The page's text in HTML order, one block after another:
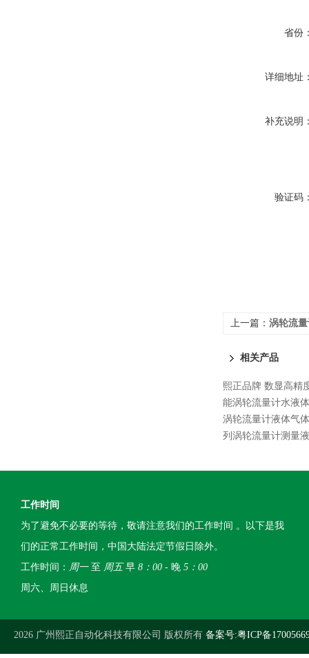
省份
详细地址
补充说明
验证码
上一篇： 涡轮流
相关产品
熙正品牌 数显高精
能涡轮流量计水液
涡轮流量计液体气
列涡轮流量计测量
工作时间
为了避免不必要的等待，敬请注意我们的工作时间 。以下是我
们的正常工作时间，中国大陆法定节假日除外。
工作时间： 周一至 周五早 8：00 - 晚 5：00
周六、周日休息
2026 广州熙正自动化科技有限公司 版权所有 备案号:粤ICP备